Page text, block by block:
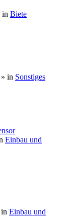
in Biete
» in Sonstiges
Einbau und
Einbau und